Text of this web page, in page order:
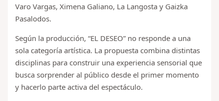
Varo Vargas, Ximena Galiano, La Langosta y Gaizka
Pasalodos.
Según la producción, “EL DESEO” no responde a una
sola categoría artística. La propuesta combina distintas
disciplinas para construir una experiencia sensorial que
busca sorprender al público desde el primer momento
y hacerlo parte activa del espectáculo.